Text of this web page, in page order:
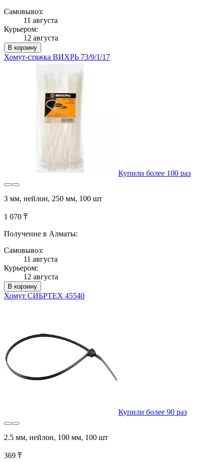
Самовывоз:
11 августа
Курьером:
12 августа
В корзину
Хомут-стяжка ВИХРЬ 73/9/1/17
Купили более 100 раз
3 мм, нейлон, 250 мм, 100 шт
1 070 ₸
Получение в Алматы:
Самовывоз:
11 августа
Курьером:
12 августа
В корзину
Хомут СИБРТЕХ 45540
Купили более 90 раз
2.5 мм, нейлон, 100 мм, 100 шт
369 ₸